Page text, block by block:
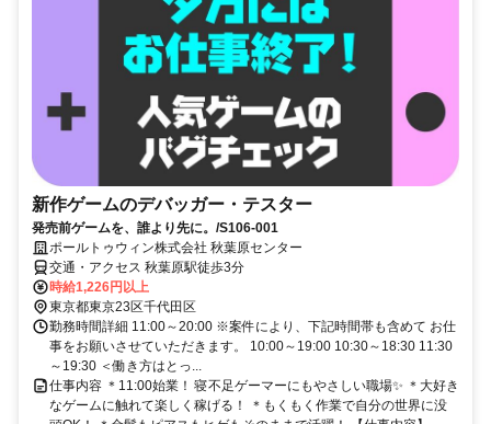
新作ゲームのデバッガー・テスター
発売前ゲームを、誰より先に。/S106-001
ポールトゥウィン株式会社 秋葉原センター
交通・アクセス 秋葉原駅徒歩3分
時給1,226円以上
東京都東京23区千代田区
勤務時間詳細 11:00～20:00 ※案件により、下記時間帯も含めて お仕
事をお願いさせていただきます。 10:00～19:00 10:30～18:30 11:30
～19:30 ＜働き方はとっ...
仕事内容 ＊11:00始業！ 寝不足ゲーマーにもやさしい職場✨ ＊大好き
なゲームに触れて楽しく稼げる！ ＊もくもく作業で自分の世界に没